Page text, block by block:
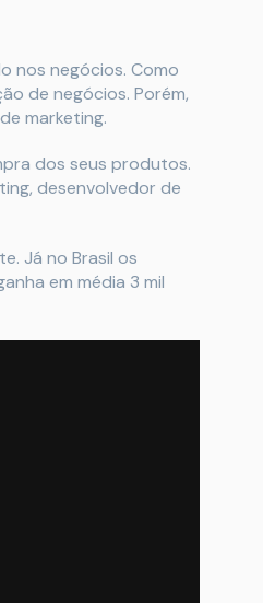
nos negócios. Como
de negócios. Porém,
marketing.
dos seus produtos.
desenvolvedor de
Já no Brasil os
em média 3 mil